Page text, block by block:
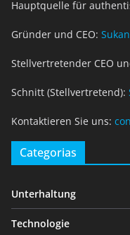
Hauptquelle für
Gründer und CEO:
Stellvertretender CEO
Schnitt (Stellvertretend):
Kontaktieren Sie uns:
Categorias
Unterhaltung
Technologie